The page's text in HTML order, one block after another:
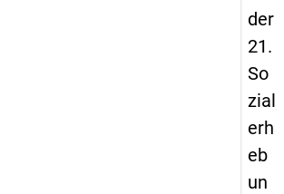
der
21.
So
zial
erh
eb
un